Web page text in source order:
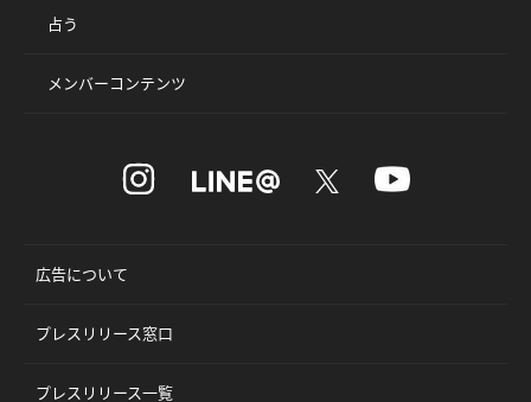
占う
メンバーコンテンツ
広告について
プレスリリース窓口
プレスリリース一覧